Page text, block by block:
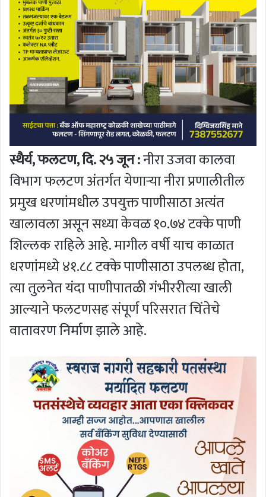
स्थैर्य, फलटण, दि. २५ जून :नीरा उजवा कालवा
विभाग फलटण अंतर्गत येणाऱ्या नीरा प्रणालीतील
प्रमुख धरणांमधील उपयुक्त पाणीसाठा अत्यंत
खालावला असून सध्या केवळ १०.७४ टक्के पाणी
शिल्लक राहिले आहे. मागील वर्षी याच काळात
धरणांमध्ये ४१.८८ टक्के पाणीसाठा उपलब्ध होता,
त्या तुलनेत यंदा पाणीपातळी गंभीररीत्या खाली
आल्याने फलटणसह संपूर्ण परिसरात चिंतेचे
वातावरण निर्माण झाले आहे.